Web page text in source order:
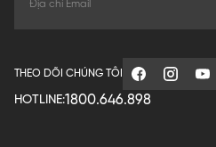
THEO DÕI CHÚNG TÔI
HOTLINE:1800.646.898